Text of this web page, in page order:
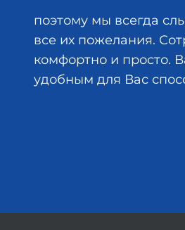
поэтому мы всегда
все их пожелания.
комфортно и просто.
удобным для Вас